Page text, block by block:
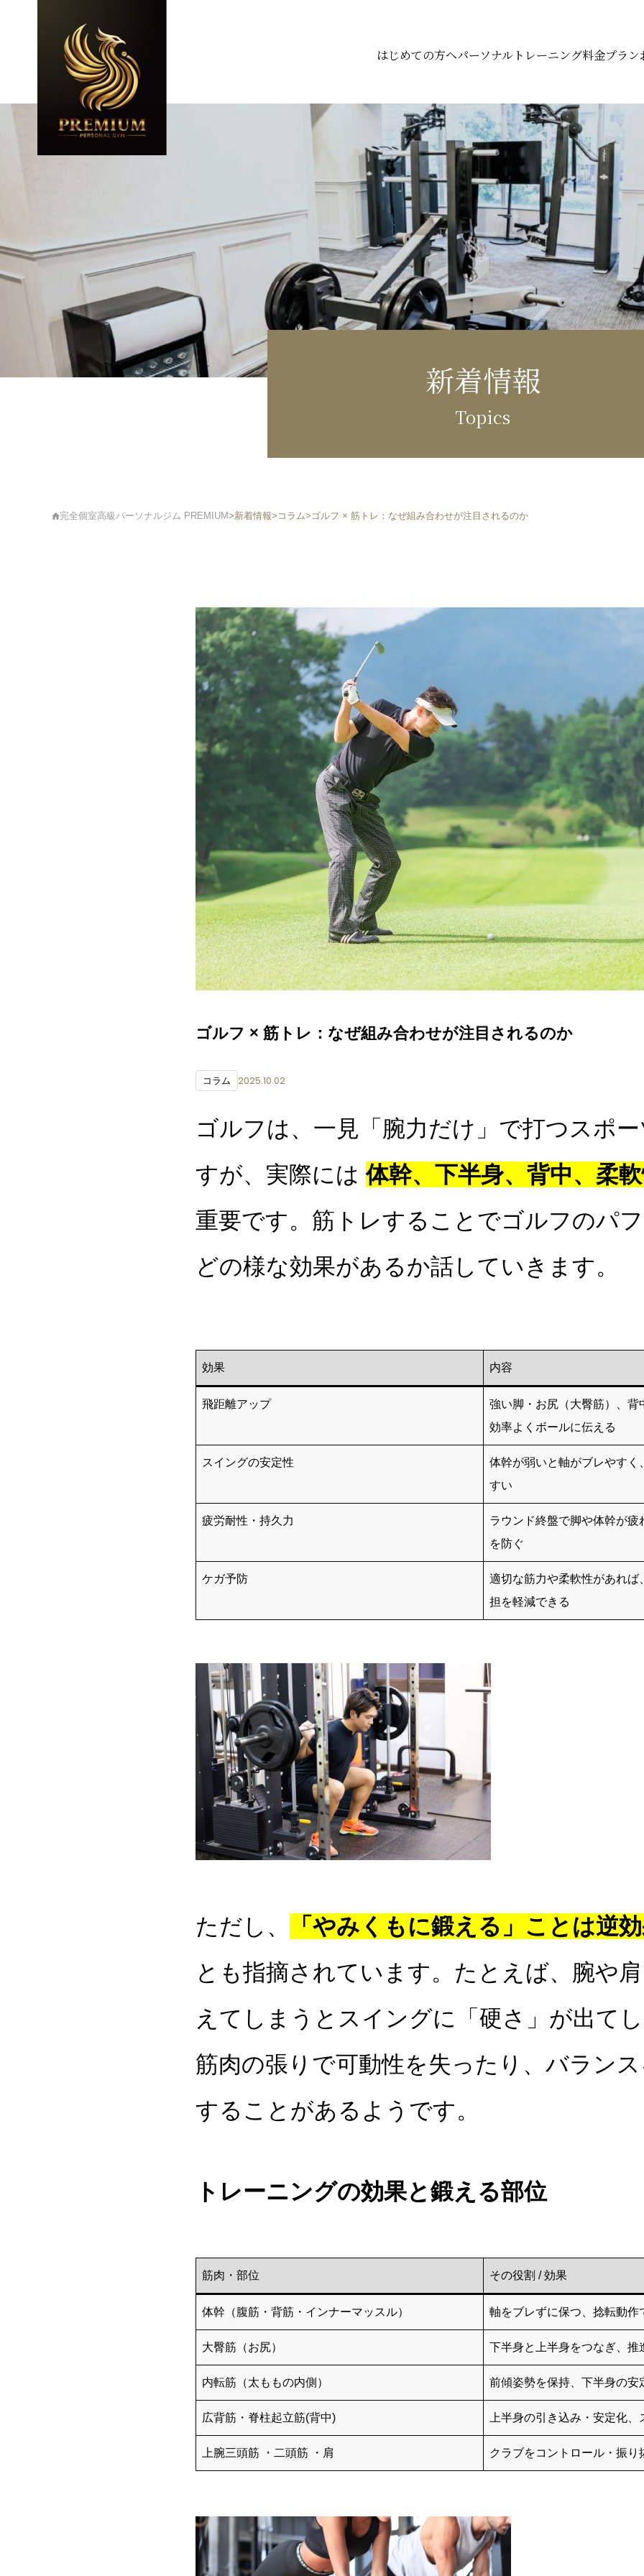
はじめての方へパーソナルトレーニング料金プラン
新着情報
Topics
完全個室高級パーソナルジム PREMIUM>新着情報> コラム>ゴルフ × 筋トレ：なぜ組み合わせが注目されるのか
ゴルフ × 筋トレ：なぜ組み合わせが注目されるのか
コラム 2025.10.02
ゴルフは、一見「腕力だけ」で打つスポー
すが、実際には体幹、下半身、背中、柔
重要です。筋トレすることでゴルフのパ
どの様な効果があるか話していきます。
効果 内容
飛距離アップ
強い脚・お尻（大臀筋）、背
効率よくボールに伝える
スイングの安定性
体幹が弱いと軸がブレやすく
すい
疲労耐性・持久力
ラウンド終盤で脚や体幹が疲
を防ぐ
ケガ予防
適切な筋力や柔軟性があれば
担を軽減できる
ただし、 「やみくもに鍛える」ことは逆
とも指摘されています。たとえば、腕や
えてしまうとスイングに「硬さ」が出てし
筋肉の張りで可動性を失ったり、バランス
することがあるようです。
トレーニングの効果と鍛える部位
筋肉・部位 その役割 / 効果
体幹（腹筋・背筋・インナーマッスル） 軸をブレずに保つ、捻転動作
大臀筋（お尻） 下半身と上半身をつなぎ、推
内転筋（太ももの内側） 前傾姿勢を保持、下半身の安
広背筋・脊柱起立筋(背中) 上半身の引き込み・安定化
上腕三頭筋 ・二頭筋 ・肩 クラブをコントロール・振り